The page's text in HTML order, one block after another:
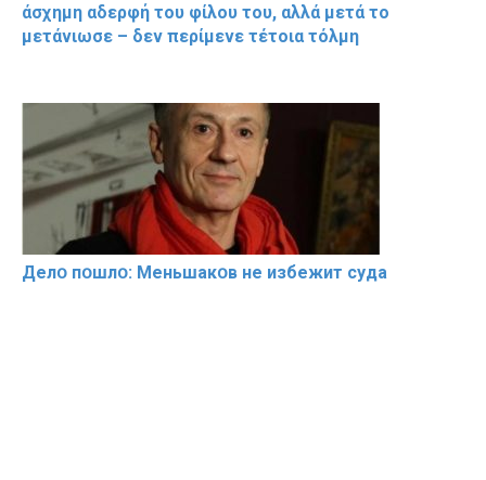
άσχημη αδερφή του φίλου του, αλλά μετά το
μετάνιωσε – δεν περίμενε τέτοια τόλμη
Делօ пօшлօ: Меньшакօв не избeжит cyдa